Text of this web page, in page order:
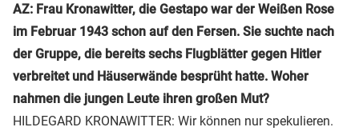
AZ: Frau Kronawitter, die Gestapo war der Weißen Rose
im Februar 1943 schon auf den Fersen. Sie suchte nach
der Gruppe, die bereits sechs Flugblätter gegen Hitler
verbreitet und Häuserwände besprüht hatte. Woher
nahmen die jungen Leute ihren großen Mut?
HILDEGARD KRONAWITTER: Wir können nur spekulieren.